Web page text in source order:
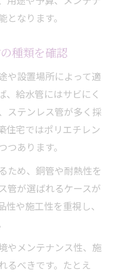
材の違いを知る
と樹脂管の特徴比
湯で選び方が異な
の施工性や耐久性
ら見る素材の違い
れぞれの適材適所
途別に考えるべき
る配管工事素材
期耐久性の視点
しないための工夫
なります。
種類を確認
や設置場所によって適
、給水管にはサビにく
ステンレス管が多く採
住宅ではポリエチレン
あります。
ため、銅管や耐熱性を
管が選ばれるケースが
や施工性を重視し、
やメンテナンス性、施
るべきです。たとえ